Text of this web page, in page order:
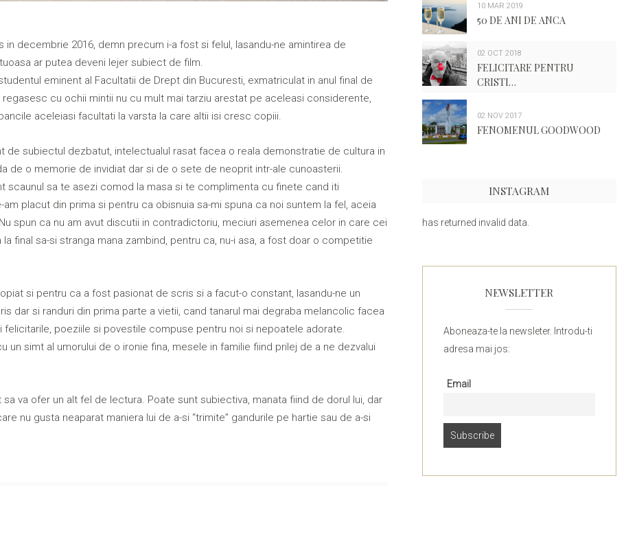
decembrie 2016, demn precum i-a fost si felul, lasandu-ne amintirea de
ar putea deveni lejer subiect de film.
eminent al Facultatii de Drept din Bucuresti, exmatriculat in anul final de
cu ochii mintii nu cu mult mai tarziu arestat pe aceleasi considerente,
aceleiasi facultati la varsta la care altii isi cresc copiii.
subiectul dezbatut, intelectualul rasat facea o reala demonstratie de cultura in
de o memorie de invidiat dar si de o sete de neoprit intr-ale cunoasterii.
scaunul sa te asezi comod la masa si te complimenta cu finete cand iti
placut din prima si pentru ca obisnuia sa-mi spuna ca noi suntem la fel, aceia
spun ca nu am avut discutii in contradictoriu, meciuri asemenea celor in care cei
final sa-si stranga mana zambind, pentru ca, nu-i asa, a fost doar o competitie
si pentru ca a fost pasionat de scris si a facut-o constant, lasandu-ne un
dar si randuri din prima parte a vietii, cand tanarul mai degraba melancolic facea
poeziile si povestile compuse pentru noi si nepoatele adorate.
un simt al umorului de o ironie fina, mesele in familie fiind prilej de a ne dezvalui
va ofer un alt fel de lectura. Poate sunt subiectiva, manata fiind de dorul lui, dar
nu gusta neaparat maniera lui de a-si “trimite” gandurile pe hartie sau de a-si
10 MAR 2019
50 DE ANI DE ANCA
02 OCT 2018
FELICITARE PENTRU
CRISTI…
02 NOV 2017
FENOMENUL GOODWOOD
INSTAGRAM
has returned invalid data.
NEWSLETTER
Aboneaza-te la newsleter. Introdu-ti
adresa mai jos:
Email